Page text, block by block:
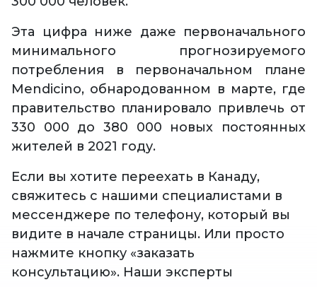
Эта цифра ниже даже первоначального
минимального прогнозируемого
потребления в первоначальном плане
Mendicino, обнародованном в марте, где
правительство планировало привлечь от
330 000 до 380 000 новых постоянных
жителей в 2021 году.
Если вы хотите переехать в Канаду,
свяжитесь с нашими специалистами в
мессенджере по телефону, который вы
видите в начале страницы. Или просто
нажмите кнопку «заказать
консультацию». Наши эксперты